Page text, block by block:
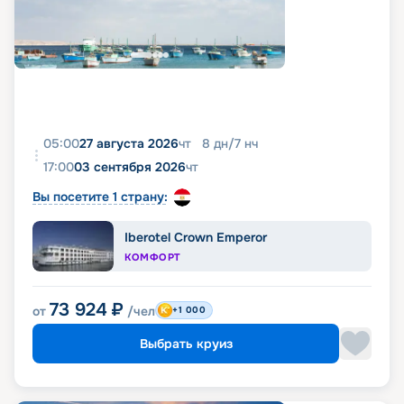
05:0027 августа 2026чт 8 дн/7 нч
17:0003 сентября 2026чт
Вы посетите 1 страну:
Iberotel Crown Emperor
КОМФОРТ
от 73 924 ₽ /чел +1 000
Выбрать круиз